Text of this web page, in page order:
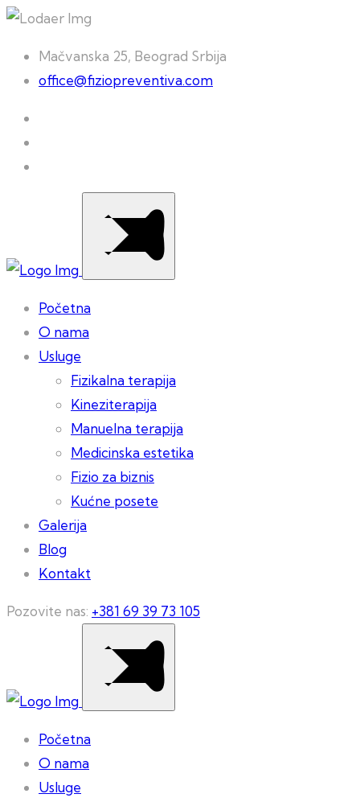
Mačvanska 25, Beograd Srbija
office@fiziopreventiva.com
Početna
O nama
Usluge
Fizikalna terapija
Kineziterapija
Manuelna terapija
Medicinska estetika
Fizio za biznis
Kućne posete
Galerija
Blog
Kontakt
Pozovite nas: +381 69 39 73 105
Početna
O nama
Usluge